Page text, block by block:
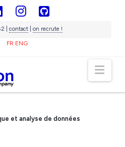
LinkedInInstagram
| contact| on recrute !
FR ENG
et analyse de données